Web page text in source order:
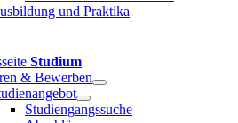
und Praktika
Studium
& Bewerben
Studiengangssuche